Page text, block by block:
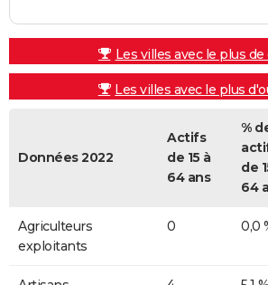
Les villes avec le plus de
Les villes avec le plus
Données 2022
Actifs
de 15 à
64 ans
%
de
64
Agriculteurs
exploitants
0 0,0